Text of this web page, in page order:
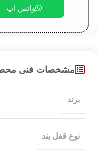
واتس اپ
مشخصات فنی
برند
نوع قفل بند